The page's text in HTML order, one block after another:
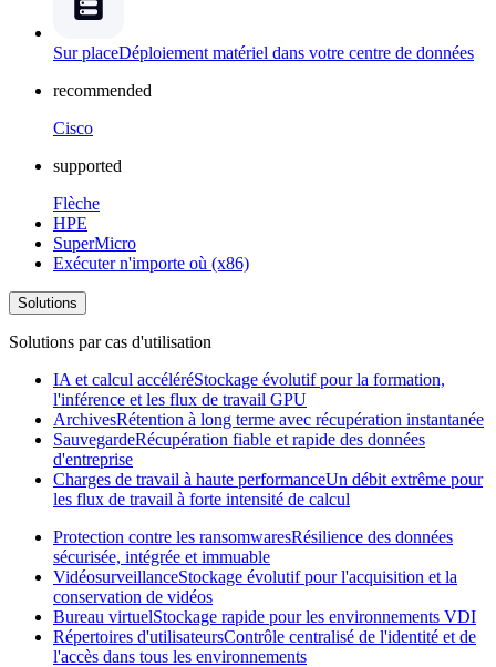
Sur placeDéploiement matériel dans votre centre de données
recommended
Cisco
supported
Flèche
HPE
SuperMicro
Exécuter n'importe où (x86)
Solutions
Solutions par cas d'utilisation
IA et calcul accéléréStockage évolutif pour la formation,
l'inférence et les flux de travail GPU
ArchivesRétention à long terme avec récupération instantanée
SauvegardeRécupération fiable et rapide des données
d'entreprise
Charges de travail à haute performanceUn débit extrême pour
les flux de travail à forte intensité de calcul
Protection contre les ransomwaresRésilience des données
sécurisée, intégrée et immuable
VidéosurveillanceStockage évolutif pour l'acquisition et la
conservation de vidéos
Bureau virtuelStockage rapide pour les environnements VDI
Répertoires d'utilisateursContrôle centralisé de l'identité et de
l'accès dans tous les environnements